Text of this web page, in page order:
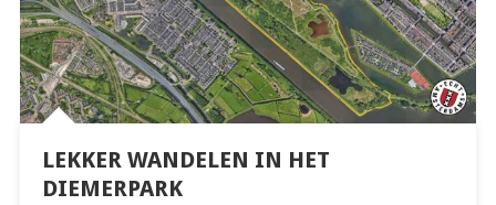
LEKKER WANDELEN IN HET
DIEMERPARK